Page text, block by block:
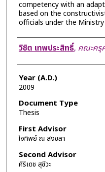
competency with an
based on the
officials under the
Author
วิชิต เทพประสิทธิ์, คณะครุ
Year (A.D.)
2009
Document Type
Thesis
First Advisor
ใจทิพย์ ณ สงขลา
Second Advisor
ศิริเดช สุชีวะ